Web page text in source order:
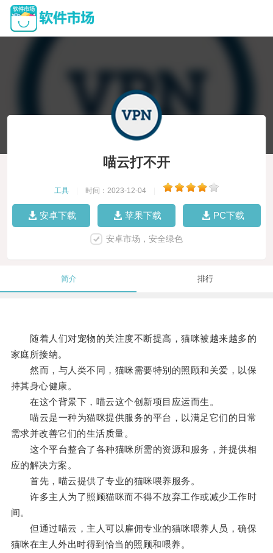
喵云打不开
工具 时间：2023-12-04
安卓下载 苹果下载 PC下载
安卓市场，安全绿色
简介 排行
随着人们对宠物的关注度不断提高，猫咪被越来越多的
家庭所接纳。
然而，与人类不同，猫咪需要特别的照顾和关爱，以保
持其身心健康。
在这个背景下，喵云这个创新项目应运而生。
喵云是一种为猫咪提供服务的平台，以满足它们的日常
需求并改善它们的生活质量。
这个平台整合了各种猫咪所需的资源和服务，并提供相
应的解决方案。
首先，喵云提供了专业的猫咪喂养服务。
许多主人为了照顾猫咪而不得不放弃工作或减少工作时
间。
但通过喵云，主人可以雇佣专业的猫咪喂养人员，确保
猫咪在主人外出时得到恰当的照顾和喂养。